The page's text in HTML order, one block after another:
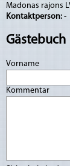
Madonas rajons
Kontaktperson: -
Gästebuch
Vorname
Kommentar